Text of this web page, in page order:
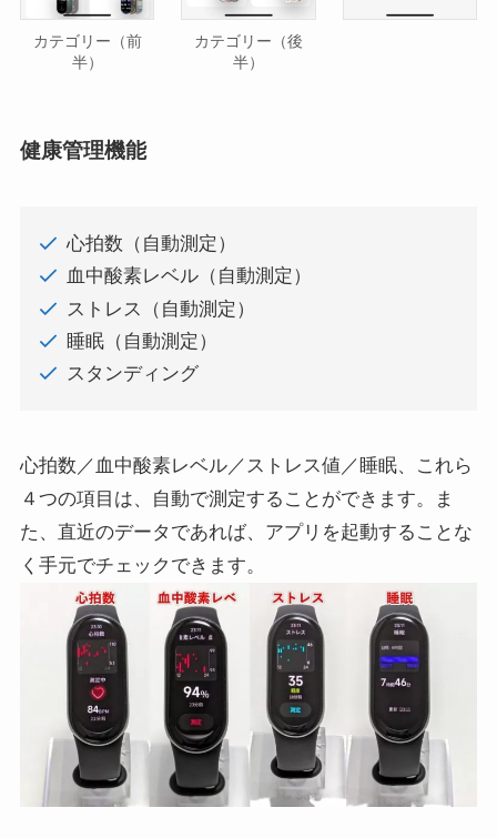
カテゴリー（前
半）
カテゴリー（後
半）
健康管理機能
心拍数（自動測定）
血中酸素レベル（自動測定）
ストレス（自動測定）
睡眠（自動測定）
スタンディング
心拍数／血中酸素レベル／ストレス値／睡眠、これら
４つの項目は、自動で測定することができます。ま
た、直近のデータであれば、アプリを起動することな
く手元でチェックできます。